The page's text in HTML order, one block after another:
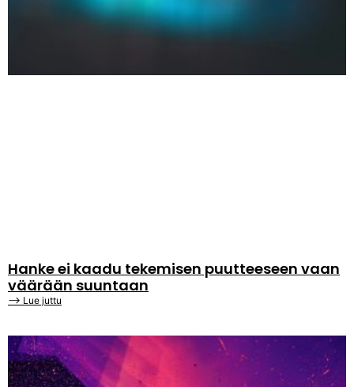
Hanke ei kaadu tekemisen puutteeseen vaan
väärään suuntaan
⟶ Lue juttu